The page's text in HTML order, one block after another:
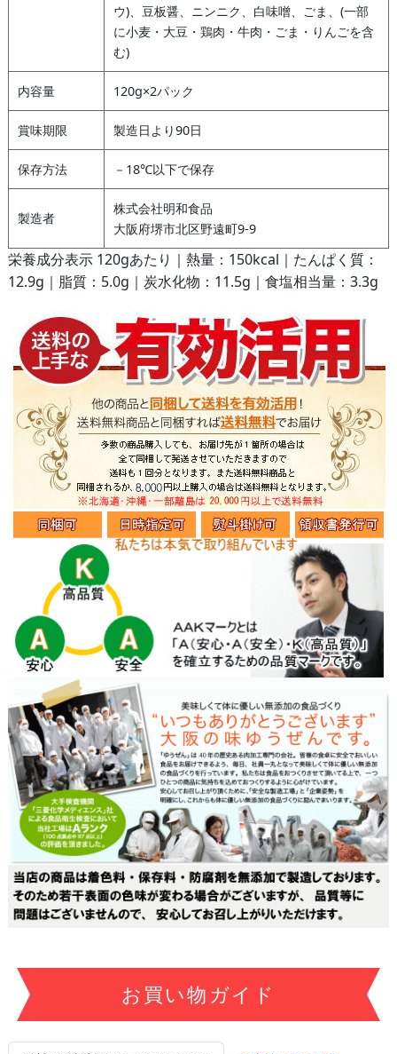
ウ)、豆板醤、ニンニク、白味噌、ごま、(一部
に小麦・大豆・鶏肉・牛肉・ごま・りんごを含
む)
内容量 120g×2パック
賞味期限 製造日より90日
保存方法 －18℃以下で保存
製造者
株式会社明和食品
大阪府堺市北区野遠町9-9
栄養成分表示 120gあたり｜熱量：150kcal｜たんぱく質：
12.9g｜脂質：5.0g｜炭水化物：11.5g｜食塩相当量：3.3g
お買い物ガイド